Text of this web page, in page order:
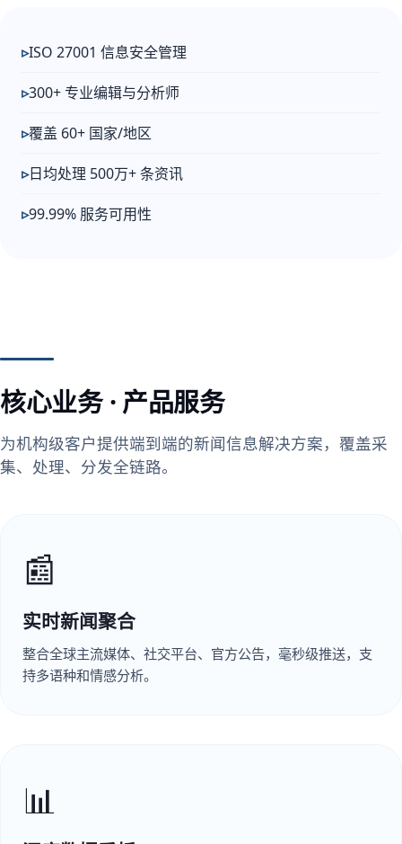
ISO 27001 信息安全管理
300+ 专业编辑与分析师
覆盖 60+ 国家/地区
日均处理 500万+ 条资讯
99.99% 服务可用性
核心业务 · 产品服务
为机构级客户提供端到端的新闻信息解决方案，覆盖采
集、处理、分发全链路。
📰
实时新闻聚合
整合全球主流媒体、社交平台、官方公告，毫秒级推送，支
持多语种和情感分析。
📊